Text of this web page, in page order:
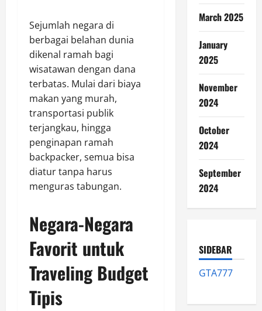
Sejumlah negara di
berbagai belahan dunia
dikenal ramah bagi
wisatawan dengan dana
terbatas. Mulai dari biaya
makan yang murah,
transportasi publik
terjangkau, hingga
penginapan ramah
backpacker, semua bisa
diatur tanpa harus
menguras tabungan.
Negara-Negara
Favorit untuk
Traveling Budget
Tipis
March 2025
January
2025
November
2024
October
2024
September
2024
SIDEBAR
GTA777